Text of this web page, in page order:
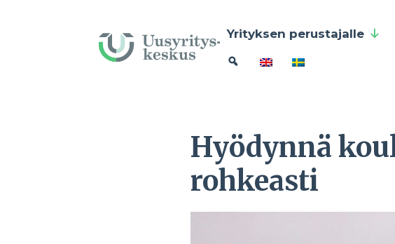
Yrityksen perustajalle
Hyödynnä
rohkeasti